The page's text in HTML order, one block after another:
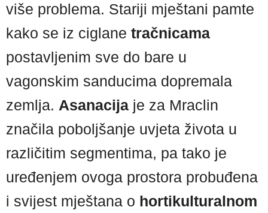
više problema. Stariji mještani pamte
kako se iz ciglane tračnicama
postavljenim sve do bare u
vagonskim sanducima dopremala
zemlja. Asanacija je za Mraclin
značila poboljšanje uvjeta života u
različitim segmentima, pa tako je
uređenjem ovoga prostora probuđena
i svijest mještana o hortikulturalnom